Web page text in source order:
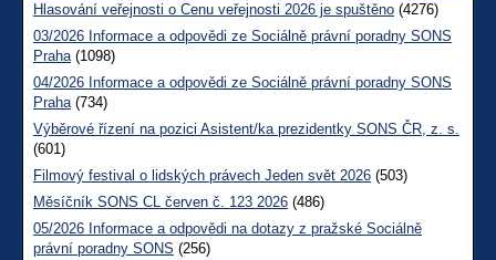
Hlasování veřejnosti o Cenu veřejnosti 2026 je spuštěno (4276)
03/2026 Informace a odpovědi ze Sociálně právní poradny SONS
Praha(1098)
04/2026 Informace a odpovědi ze Sociálně právní poradny SONS
Praha(734)
Výběrové řízení na pozici Asistent/ka prezidentky SONS ČR, z. s.
(601)
Filmový festival o lidských právech Jeden svět 2026 (503)
Měsíčník SONS CL červen č. 123 2026 (486)
05/2026 Informace a odpovědi na dotazy z pražské Sociálně
právní poradny SONS (256)